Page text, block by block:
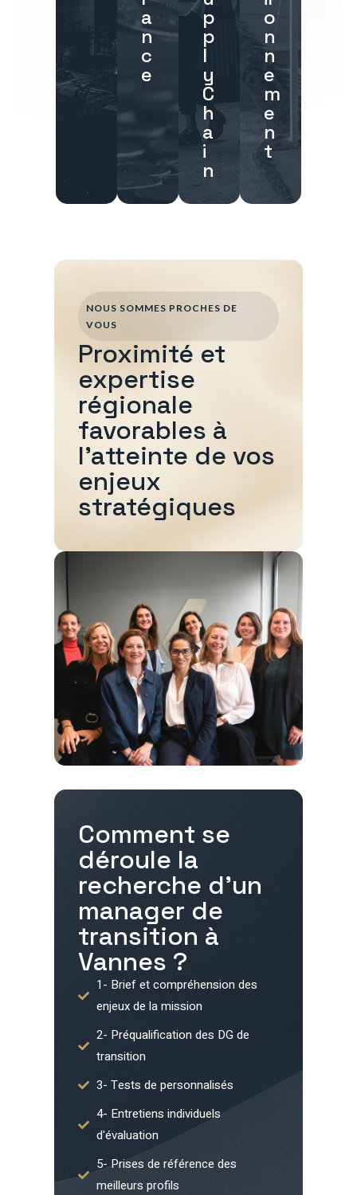
a
n
c
e
p
p
l
y
C
h
a
i
n
o
n
n
e
m
e
n
t
Comment se
déroule la
recherche d'un
manager de
transition à
Vannes ?
1- Brief et compréhension des
enjeux de la mission
2- Préqualification des DG de
transition
3- Tests de personnalisés
4- Entretiens individuels
d'évaluation
5- Prises de référence des
meilleurs profils
NOUS SOMMES PROCHES DE
VOUS
Proximité et
expertise
régionale
favorables à
l'atteinte de vos
enjeux
stratégiques